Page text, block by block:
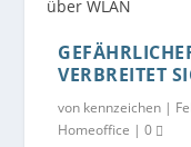
VERBREITET
von kennzeichen |
Homeoffice |0